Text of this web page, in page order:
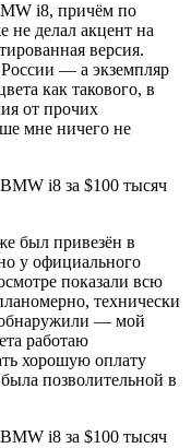
i8, причём по
делал акцент на
версия.
— а экземпляр
как такового, в
от прочих
мне ничего не
был привезён в
у официального
показали всю
технически
обнаружили — мой
работаю
хорошую оплату
позволительной в